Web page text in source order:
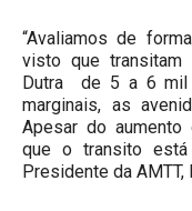
“Avaliamos de
visto que transitam
Dutra de 5 a 6 mil
marginais, as
Apesar do
que o transito está
Presidente da AMTT,